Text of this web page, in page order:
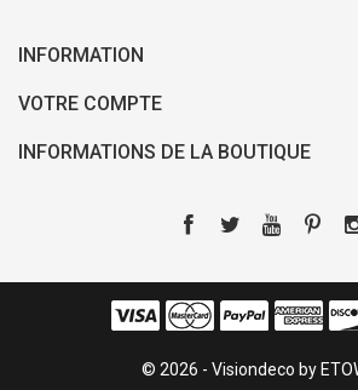
INFORMATION
VOTRE COMPTE
INFORMATIONS DE LA BOUTIQUE
© 2026 - Visiondeco by